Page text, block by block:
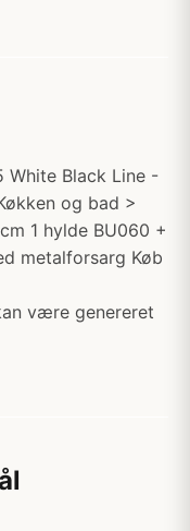
White Black Line -
og bad >
1 hylde BU060 +
metalforsarg Køb
være genereret